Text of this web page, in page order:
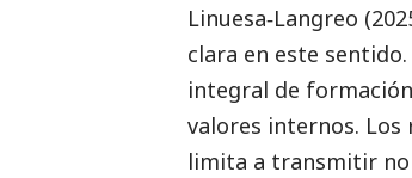
Linuesa‐Langreo
clara en este
integral de
valores internos.
limita a transmitir